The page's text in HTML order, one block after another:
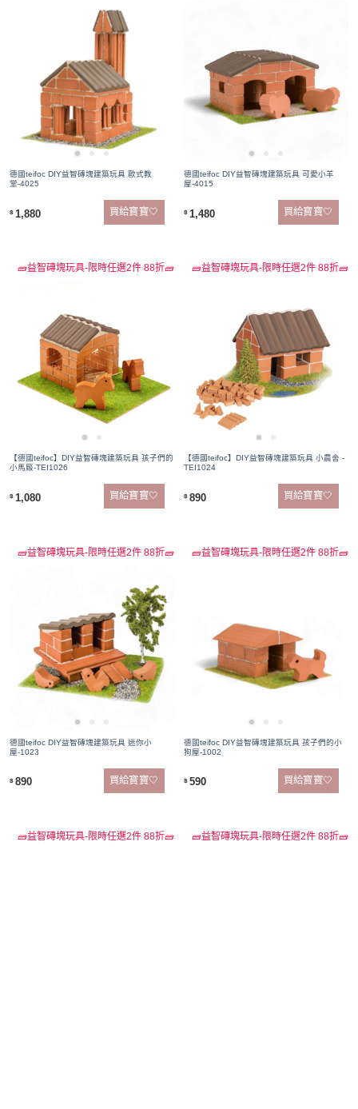
德國teifoc DIY益智磚塊建築玩具 歐式教
堂-4025
$ 1,880 買給寶寶🤍
德國teifoc DIY益智磚塊建築玩具 可愛小羊
屋-4015
$ 1,480 買給寶寶🤍
🧱益智磚塊玩具-限時任選2件 88折🧱
【德國teifoc】DIY益智磚塊建築玩具 孩子們的
小馬廄-TEI1026
$ 1,080 買給寶寶🤍
🧱益智磚塊玩具-限時任選2件 88折🧱
【德國teifoc】DIY益智磚塊建築玩具 小農舍 -
TEI1024
$ 890 買給寶寶🤍
🧱益智磚塊玩具-限時任選2件 88折🧱
德國teifoc DIY益智磚塊建築玩具 迷你小
屋-1023
$ 890 買給寶寶🤍
🧱益智磚塊玩具-限時任選2件 88折🧱
德國teifoc DIY益智磚塊建築玩具 孩子們的小
狗屋-1002
$ 590 買給寶寶🤍
🧱益智磚塊玩具-限時任選2件 88折🧱 🧱益智磚塊玩具-限時任選2件 88折🧱